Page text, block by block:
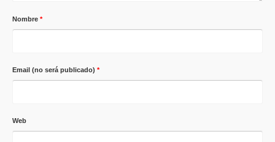
Nombre *
Email (no será publicado) *
Web